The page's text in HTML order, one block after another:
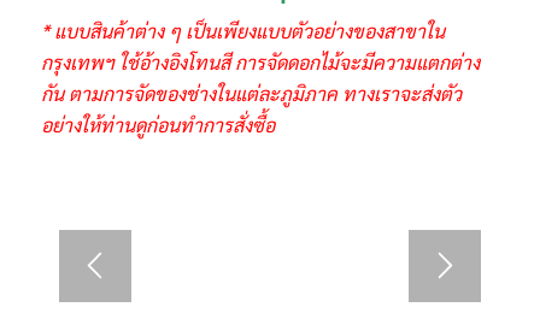
* แบบสินค้าต่าง ๆ เป็นเพียงแบบตัวอย่างของสาขาใน
กรุงเทพฯ ใช้อ้างอิงโทนสี การจัดดอกไม้จะมีความแตกต่าง
กัน ตามการจัดของช่างในแต่ละภูมิภาค ทางเราจะส่งตัว
อย่างให้ท่านดูก่อนทำการสั่งซื้อ